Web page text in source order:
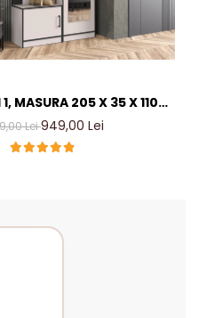
110
CASMIR INCHIS
Lei949,00 Lei